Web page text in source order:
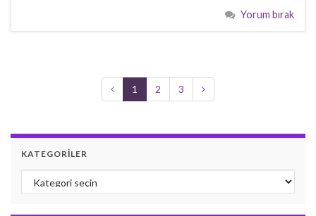
Yorum bırak
1 2 3
KATEGORILER
Kategoriler